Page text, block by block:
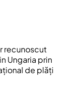
recunoscut
Ungaria prin
de plăți